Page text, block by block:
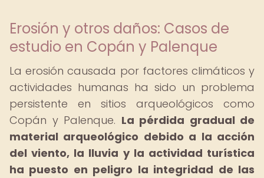
Erosión y otros daños: Casos de
estudio en Copán y Palenque
La erosión causada por factores climáticos y
actividades humanas ha sido un problema
persistente en sitios arqueológicos como
Copán y Palenque. La pérdida gradual de
material arqueológico debido a la acción
del viento, la lluvia y la actividad turística
ha puesto en peligro la integridad de las